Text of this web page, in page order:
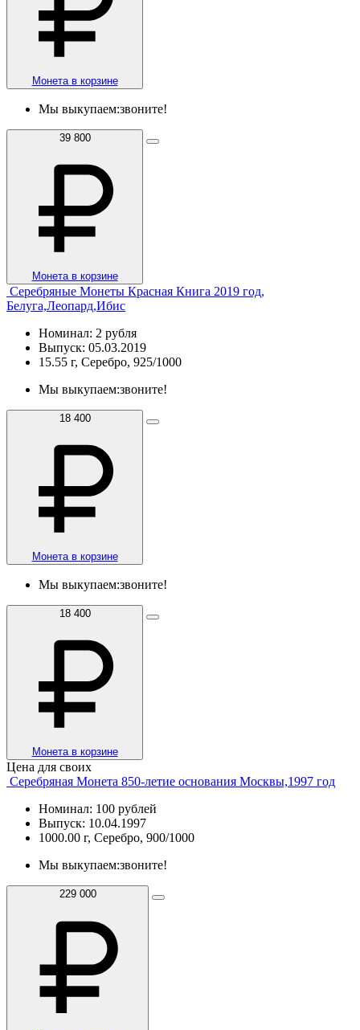
Монета в корзине
Мы выкупаем:звоните!
39 800
Монета в корзине
Серебряные Монеты Красная Книга 2019 год,
Белуга,Леопард,Ибис
Номинал: 2 рубля
Выпуск: 05.03.2019
15.55 г, Серебро, 925/1000
Мы выкупаем:звоните!
18 400
Монета в корзине
Мы выкупаем:звоните!
18 400
Монета в корзине
Цена для своих
Серебряная Монета 850-летие основания Москвы,1997 год
Номинал: 100 рублей
Выпуск: 10.04.1997
1000.00 г, Серебро, 900/1000
Мы выкупаем:звоните!
229 000